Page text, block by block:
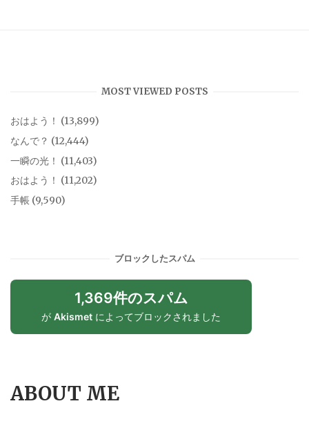
MOST VIEWED POSTS
おはよう！ (13,899)
なんで？ (12,444)
一瞬の光！ (11,403)
おはよう！ (11,202)
手帳 (9,590)
ブロックしたスパム
1,369件のスパム
が Akismet によってブロックされました
ABOUT ME